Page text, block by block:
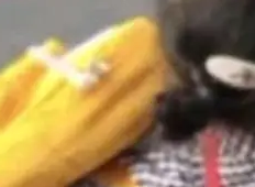
的质量新范
规模化产业落地
能研发生产力
的Testin XAge
表产品。对CI
试正在从效率
CIO面对的新
ADT
。Alex Fedos
说的东西不新
其是和类型
事：这不是类
思维方式。 文
站的深色主题
台 Clou
Cloudflare O
得这是又一